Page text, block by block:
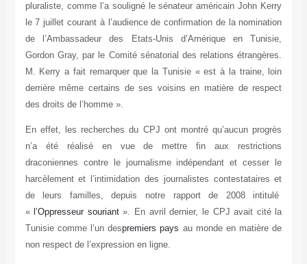
pluraliste, comme l’a souligné le sénateur américain John Kerry
le 7 juillet courant à l’audience de confirmation de la nomination
de l’Ambassadeur des Etats-Unis d’Amérique en Tunisie,
Gordon Gray, par le Comité sénatorial des relations étrangères.
M. Kerry a fait remarquer que la Tunisie « est à la traine, loin
derrière même certains de ses voisins en matière de respect
des droits de l’homme ».
En effet, les recherches du CPJ ont montré qu’aucun progrès
n’a été réalisé en vue de mettre fin aux restrictions
draconiennes contre le journalisme indépendant et cesser le
harcèlement et l’intimidation des journalistes contestataires et
de leurs familles, depuis notre rapport de 2008 intitulé
« l’Oppresseur souriant». En avril dernier, le CPJ avait cité la
Tunisie comme l’un despremiers pays au monde en matière de
non respect de l’expression en ligne.